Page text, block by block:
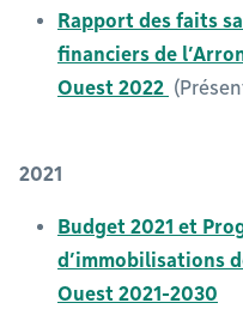
Rapport des faits
financiers de
Ouest 2022
2021
Budget 2021 et
d’immobilisations
Ouest 2021-2030